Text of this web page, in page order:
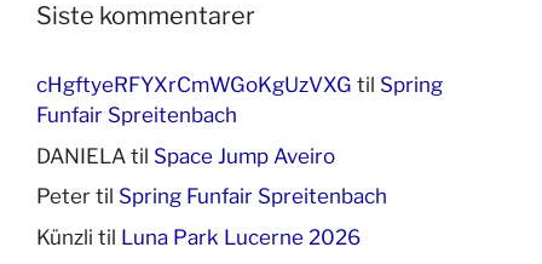
Siste kommentarer
cHgftyeRFYXrCmWGoKgUzVXG til Spring
Funfair Spreitenbach
DANIELA til Space Jump Aveiro
Peter til Spring Funfair Spreitenbach
Künzli til Luna Park Lucerne 2026